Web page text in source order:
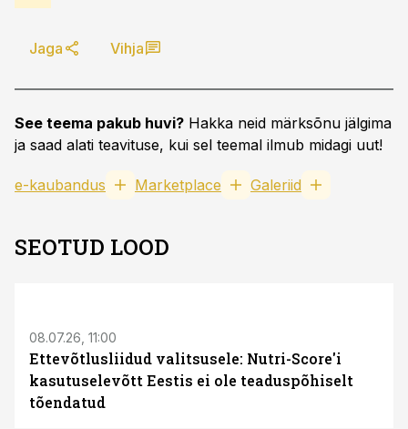
Jaga Vihja
See teema pakub huvi? Hakka neid märksõnu jälgima
ja saad alati teavituse, kui sel teemal ilmub midagi uut!
e-kaubandus Marketplace Galeriid
SEOTUD LOOD
08.07.26, 11:00
Ettevõtlusliidud valitsusele: Nutri-Score'i
kasutuselevõtt Eestis ei ole teaduspõhiselt
tõendatud